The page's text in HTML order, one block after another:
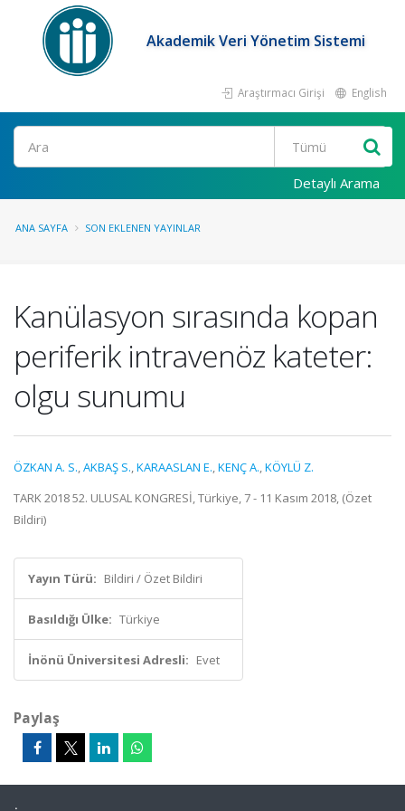
Akademik Veri Yönetim Sistemi
Araştırmacı Girişi English
Ara
Detaylı Arama
ANA SAYFA SON EKLENEN YAYINLAR
Kanülasyon sırasında kopan
periferik intravenöz kateter:
olgu sunumu
ÖZKAN A. S.,AKBAŞ S.,KARAASLAN E.,KENÇ A.,KÖYLÜ Z.
TARK 2018 52. ULUSAL KONGRESİ, Türkiye, 7 - 11 Kasım 2018, (Özet
Bildiri)
Yayın Türü: Bildiri / Özet Bildiri
Basıldığı Ülke: Türkiye
İnönü Üniversitesi Adresli: Evet
Paylaş